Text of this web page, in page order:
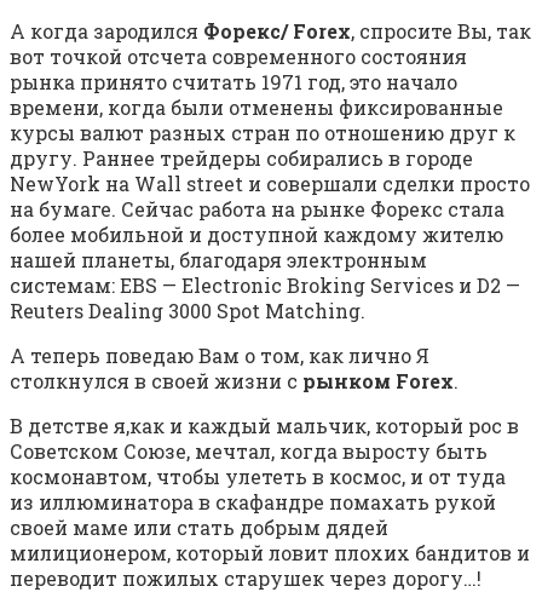
А когда зародился Форекс/ Forex, спросите Вы, так
вот точкой отсчета современного состояния
рынка принято считать 1971 год, это начало
времени, когда были отменены фиксированные
курсы валют разных стран по отношению друг к
другу. Раннее трейдеры собирались в городе
NewYork на Wall street и совершали сделки просто
на бумаге. Сейчас работа на рынке Форекс стала
более мобильной и доступной каждому жителю
нашей планеты, благодаря электронным
системам: EBS — Electronic Broking Services и D2 —
Reuters Dealing 3000 Spot Matching.
А теперь поведаю Вам о том, как лично Я
столкнулся в своей жизни с рынком Forex.
В детстве я,как и каждый мальчик, который рос в
Советском Союзе, мечтал, когда выросту быть
космонавтом, чтобы улететь в космос, и от туда
из иллюминатора в скафандре помахать рукой
своей маме или стать добрым дядей
милиционером, который ловит плохих бандитов и
переводит пожилых старушек через дорогу…!